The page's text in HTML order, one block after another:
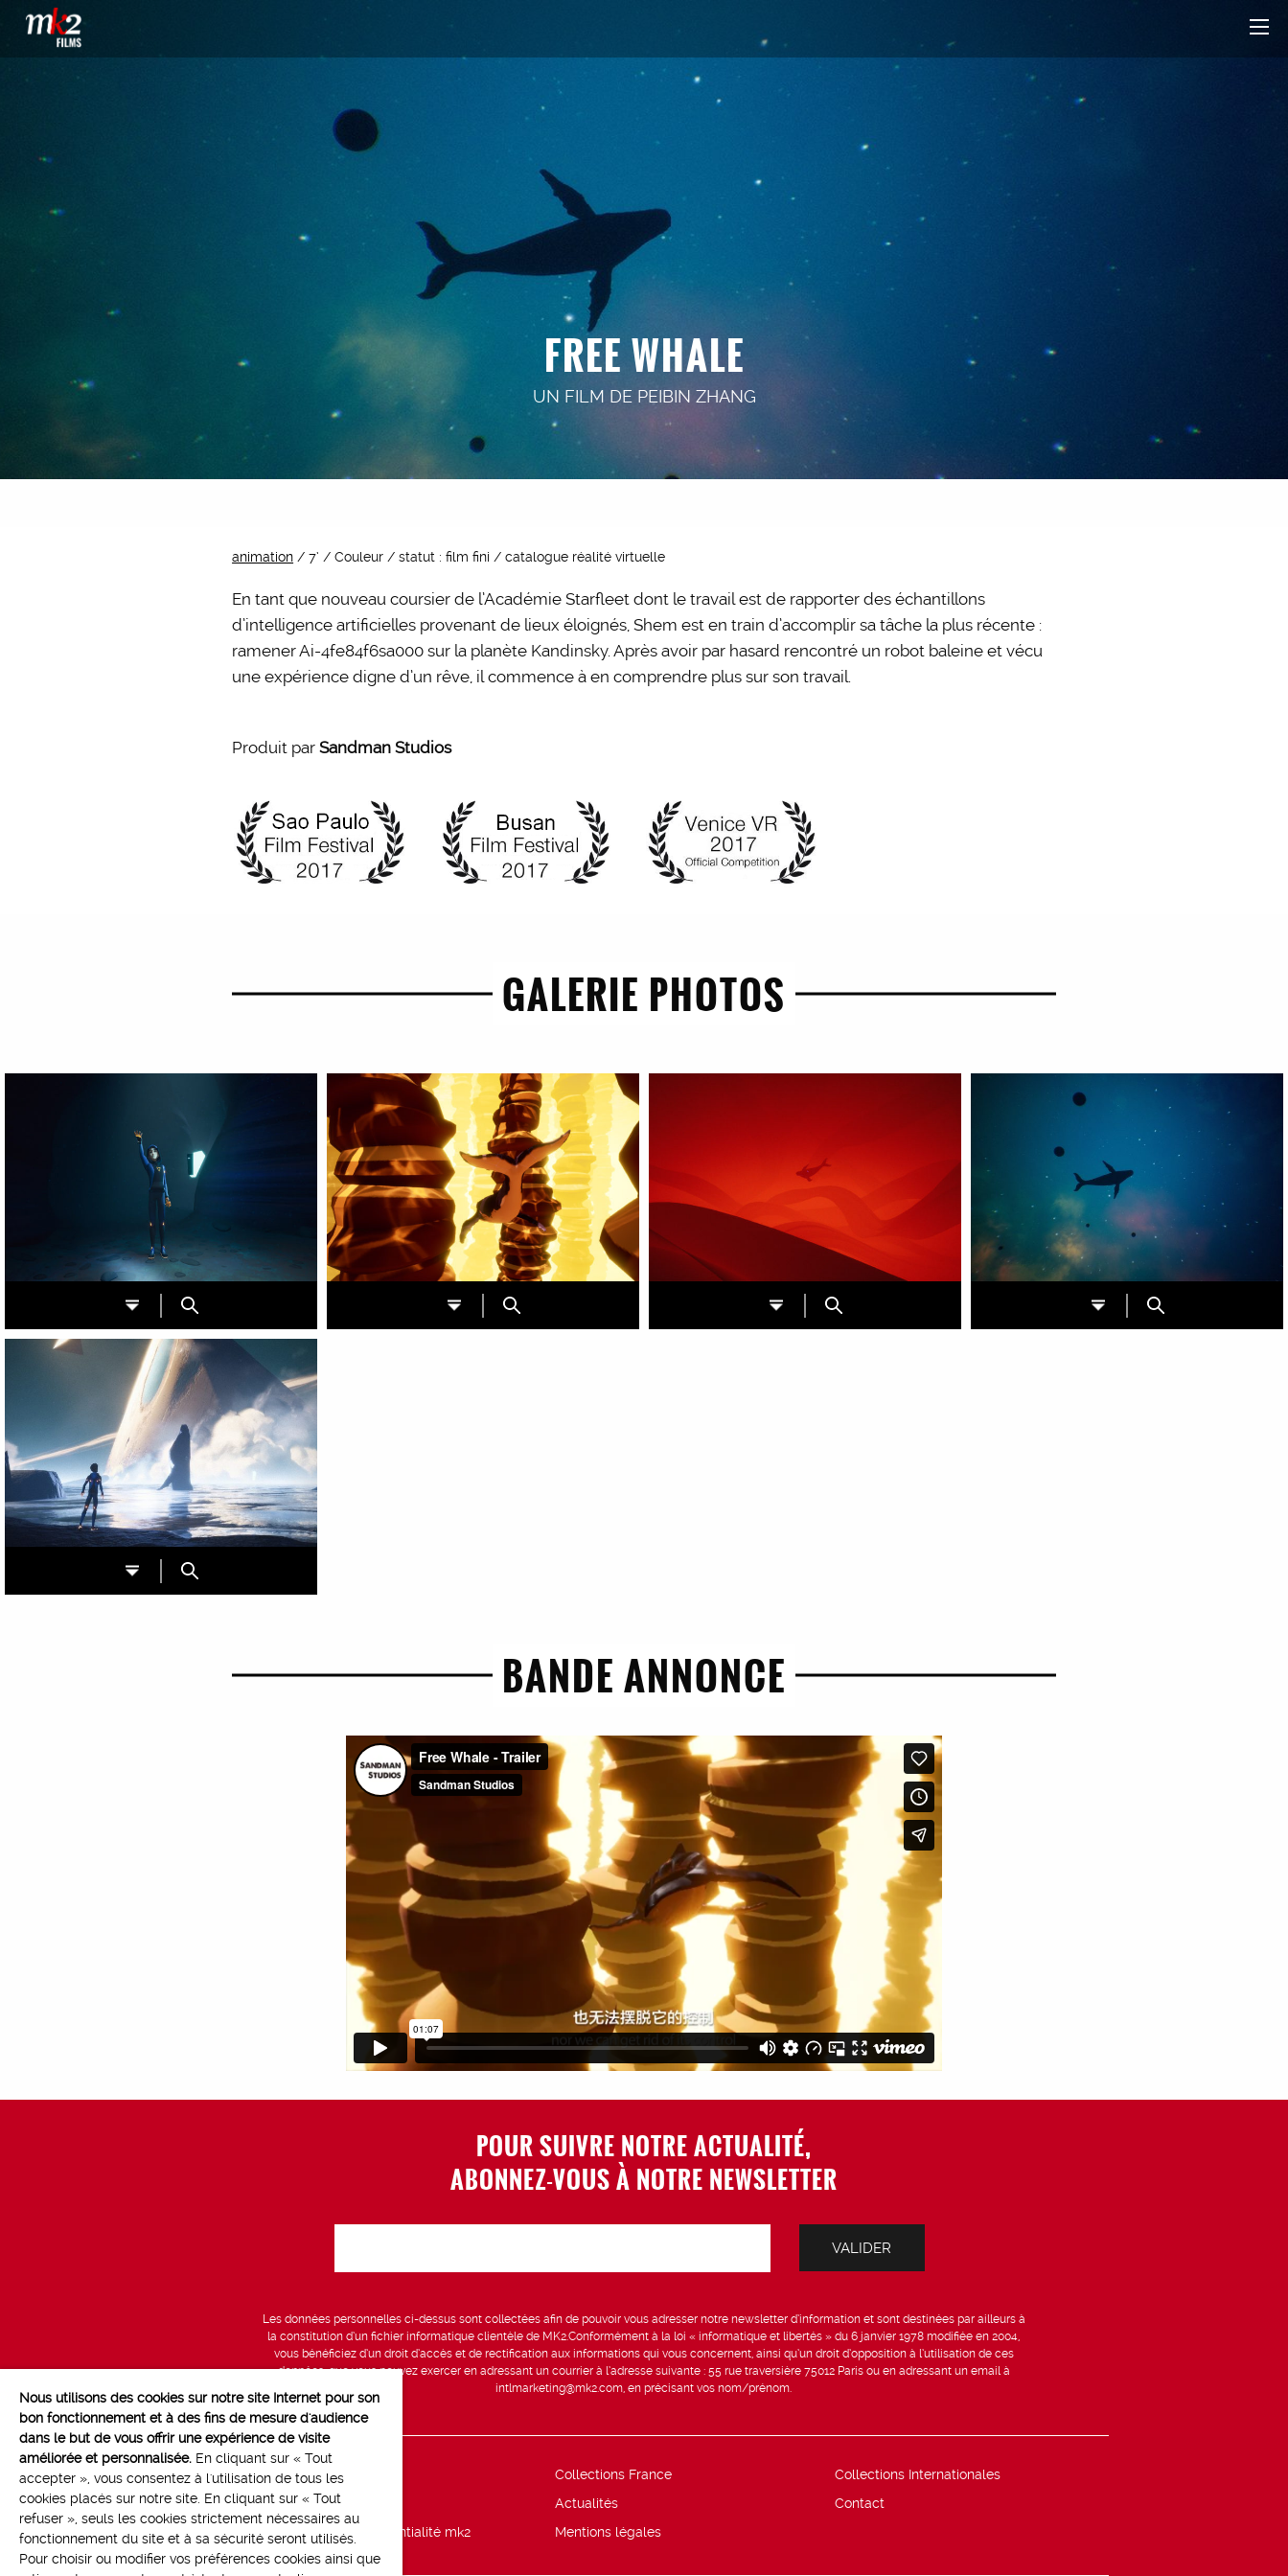
FREE WHALE
UN FILM DE PEIBIN ZHANG
animation / 7’ / Couleur / statut : film fini / catalogue réalité virtuelle
En tant que nouveau coursier de l’Académie Starfleet dont le travail est de rapporter des échantillons
d’intelligence artificielles provenant de lieux éloignés, Shem est en train d’accomplir sa tâche la plus récente :
ramener Ai-4fe84f6sa000 sur la planète Kandinsky. Après avoir par hasard rencontré un robot baleine et vécu
une expérience digne d’un rêve, il commence à en comprendre plus sur son travail.
Produit parSandman Studios
GALERIE PHOTOS
BANDE ANNONCE
POUR SUIVRE NOTRE ACTUALITÉ,
ABONNEZ-VOUS À NOTRE NEWSLETTER
Les données personnelles ci-dessus sont collectées afin de pouvoir vous adresser notre newsletter d’information et sont destinées par ailleurs à
la constitution d’un fichier informatique clientèle de MK2.Conformément à la loi « informatique et libertés » du 6 janvier 1978 modifiée en 2004,
vous bénéficiez d’un droit d’accès et de rectification aux informations qui vous concernent, ainsi qu’un droit d’opposition à l’utilisation de ces
données, que vous pouvez exercer en adressant un courrier à l’adresse suivante : 55 rue traversière 75012 Paris ou en adressant un email à
intlmarketing@mk2.com, en précisant vos nom/prénom.
Line up Collections France
Collections Internationales
Marchés
Actualités
Contact
Politique de confidentialité mk2
Mentions légales
Nous utilisons des cookies sur notre site Internet pour son
bon fonctionnement et à des fins de mesure d'audience
dans le but de vous offrir une expérience de visite
améliorée et personnalisée. En cliquant sur « Tout
accepter », vous consentez à l'utilisation de tous les
cookies placés sur notre site. En cliquant sur « Tout
refuser », seuls les cookies strictement nécessaires au
fonctionnement du site et à sa sécurité seront utilisés.
Pour choisir ou modifier vos préférences cookies ainsi que